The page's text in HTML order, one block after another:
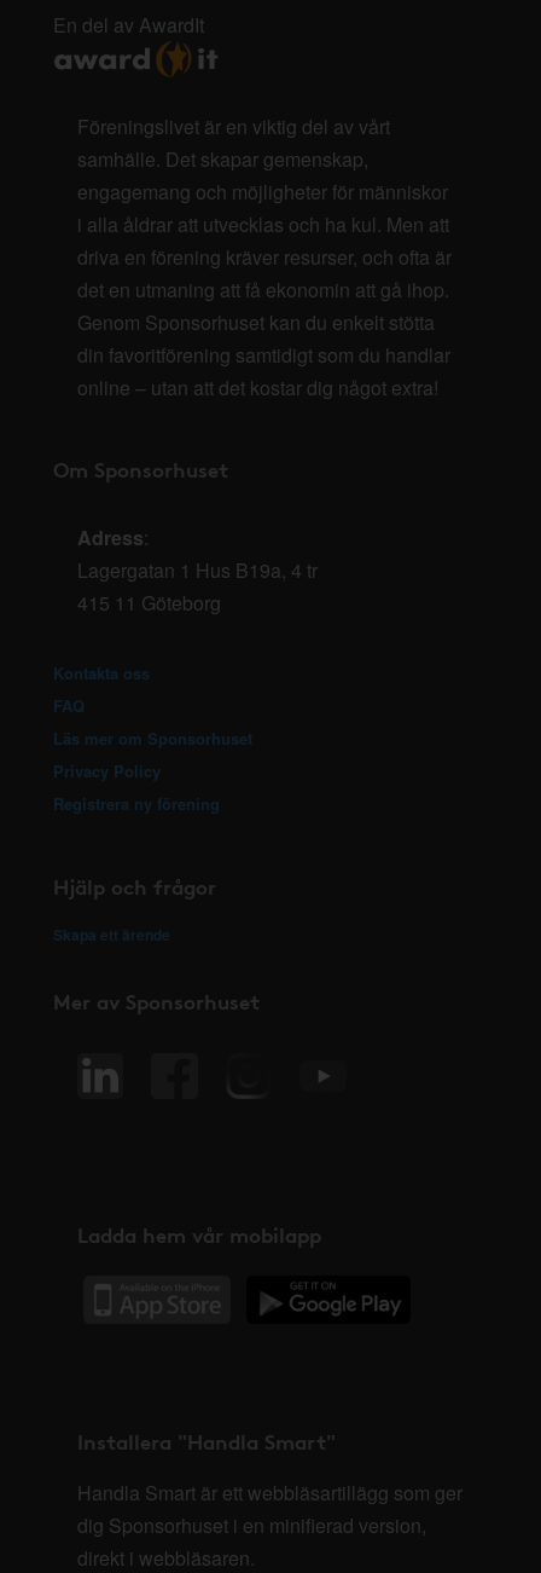
En del av AwardIt
Föreningslivet är en viktig del av vårt
samhälle. Det skapar gemenskap,
engagemang och möjligheter för människor
i alla åldrar att utvecklas och ha kul. Men att
driva en förening kräver resurser, och ofta är
det en utmaning att få ekonomin att gå ihop.
Genom Sponsorhuset kan du enkelt stötta
din favoritförening samtidigt som du handlar
online – utan att det kostar dig något extra!
Om Sponsorhuset
Adress:
Lagergatan 1 Hus B19a, 4 tr
415 11 Göteborg
Kontakta oss
FAQ
Läs mer om Sponsorhuset
Privacy Policy
Registrera ny förening
Hjälp och frågor
Skapa ett ärende
Mer av Sponsorhuset
Ladda hem vår mobilapp
Installera "Handla Smart"
Handla Smart är ett webbläsartillägg som ger
dig Sponsorhuset i en minifierad version,
direkt i webbläsaren.